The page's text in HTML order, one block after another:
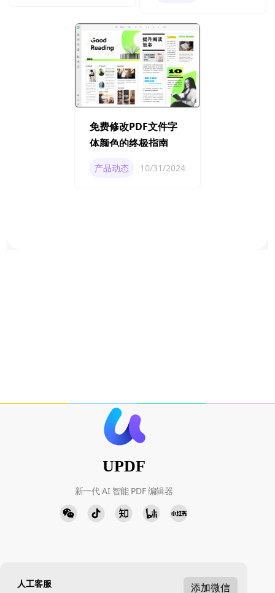
免费修改PDF文件字
体颜色的终极指南
产品动态 10/31/2024
UPDF
新一代 AI 智能 PDF 编辑器
人工客服 添加微信